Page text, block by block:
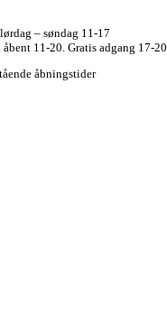
– søndag 11-17
11-20. Gratis adgang 17-20
åbningstider